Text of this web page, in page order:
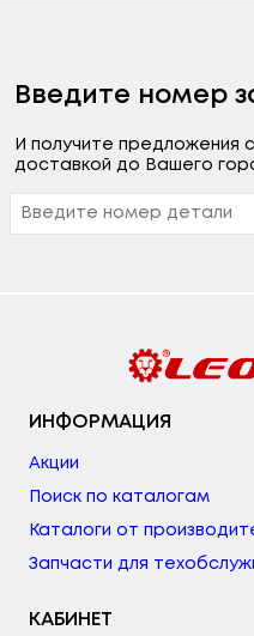
Введите номер
И получите предложения
доставкой до Вашего
ИНФОРМАЦИЯ
Акции
Поиск по каталогам
Каталоги от
Запчасти для
КАБИНЕТ